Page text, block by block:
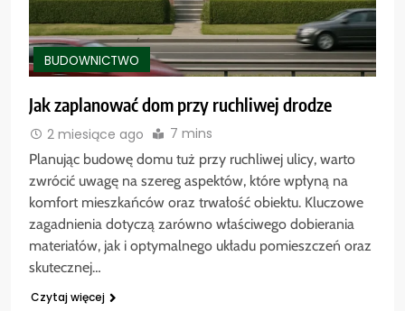
BUDOWNICTWO
Jak zaplanować dom przy ruchliwej drodze
2 miesiące ago 7 mins
Planując budowę domu tuż przy ruchliwej ulicy, warto
zwrócić uwagę na szereg aspektów, które wpłyną na
komfort mieszkańców oraz trwałość obiektu. Kluczowe
zagadnienia dotyczą zarówno właściwego dobierania
materiałów, jak i optymalnego układu pomieszczeń oraz
skutecznej…
Czytaj więcej